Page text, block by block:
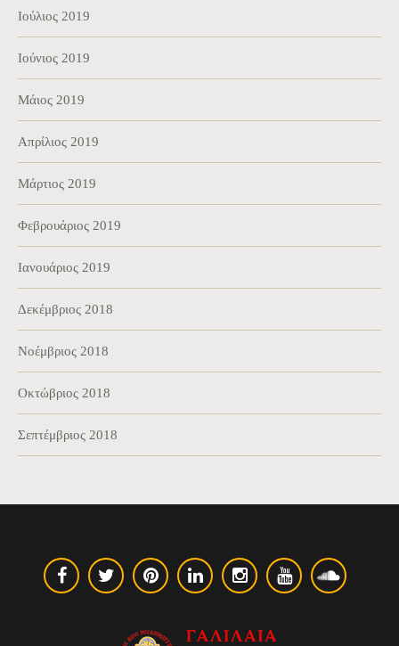
Ιούλιος 2019
Ιούνιος 2019
Μάιος 2019
Απρίλιος 2019
Μάρτιος 2019
Φεβρουάριος 2019
Ιανουάριος 2019
Δεκέμβριος 2018
Νοέμβριος 2018
Οκτώβριος 2018
Σεπτέμβριος 2018